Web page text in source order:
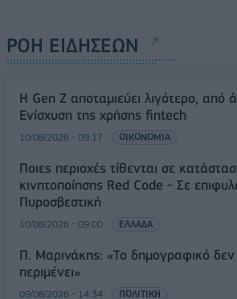
ΡΟΗ ΕΙΔΗΣΕΩΝ
Η Gen Z αποταμιεύει λιγότερο, από
Ενίσχυση της χρήσης fintech
10/08/2026 - 09:17 ΟΙΚΟΝΟΜΙΑ
Ποιες περιοχές τίθενται σε
κινητοποίησης Red Code - Σε
Πυροσβεστική
10/08/2026 - 09:00 ΕΛΛΑΔΑ
Π. Μαρινάκης: «Το δημογραφικό δεν
περιμένει»
09/08/2026 - 14:34 ΠΟΛΙΤΙΚΗ